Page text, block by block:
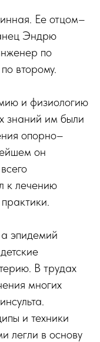
Ее отцом–
Эндрю
по
второму.
и физиологию
знаний им были
опорно–
он
к лечению
эпидемий
В трудах
многих
и техники
легли в основу